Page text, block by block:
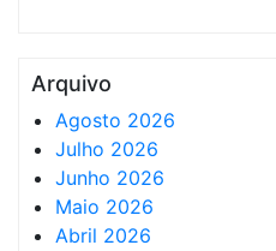
Arquivo
Agosto 2026
Julho 2026
Junho 2026
Maio 2026
Abril 2026